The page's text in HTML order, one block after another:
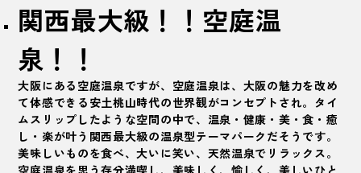
関西最大級！！空庭温
泉！！
大阪にある空庭温泉ですが、空庭温泉は、大阪の魅力を改め
て体感できる安土桃山時代の世界観がコンセプトされ。タイ
ムスリップしたような空間の中で、温泉・健康・美・食・癒
し・楽が叶う関西最大級の温泉型テーマパークだそうです。
美味しいものを食べ、大いに笑い、天然温泉でリラックス。